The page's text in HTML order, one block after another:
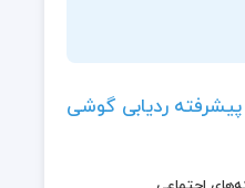
ردیابی گوشی